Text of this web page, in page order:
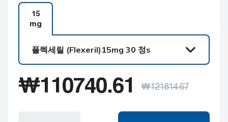
15
mg
플렉세릴 (Flexeril) 15mg 30 정s
15mg 30 정s
₩110740.61 ₩121814.67